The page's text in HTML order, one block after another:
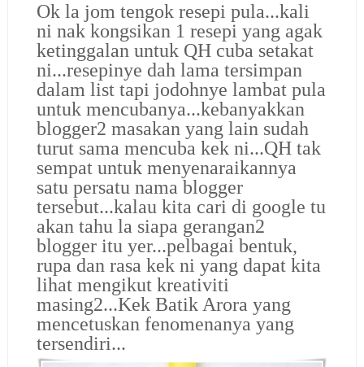
Ok la jom tengok resepi pula...kali
ni nak kongsikan 1 resepi yang agak
ketinggalan untuk QH cuba setakat
ni...resepinye dah lama tersimpan
dalam list tapi jodohnye lambat pula
untuk mencubanya...kebanyakkan
blogger2 masakan yang lain sudah
turut sama mencuba kek ni...QH tak
sempat untuk menyenaraikannya
satu persatu nama blogger
tersebut...kalau kita cari di google tu
akan tahu la siapa gerangan2
blogger itu yer...pelbagai bentuk,
rupa dan rasa kek ni yang dapat kita
lihat mengikut kreativiti
masing2...Kek Batik Arora yang
mencetuskan fenomenanya yang
tersendiri...